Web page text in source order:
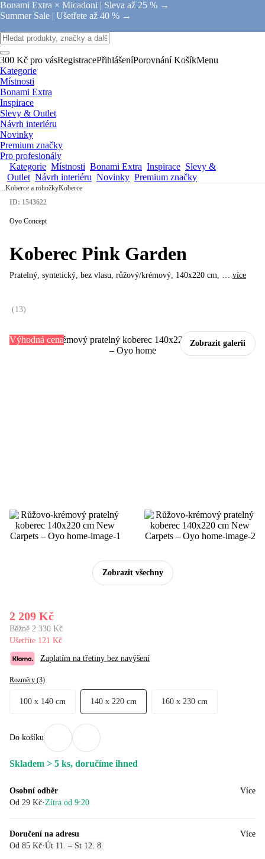
Bonami Extra × Micadoni | Sleva až 25 % →
Summer Sale | Ušetřete až 40 % →
300 Kč pro vásRegistracePřihlášeníPorovnání KošíkMenu
Kategorie
Místnosti
Bonami Extra
Inspirace
Slevy & Outlet
Návrh interiéru
Novinky
Premium značky
Pro profesionály
Kategorie Místnosti Bonami Extra Inspirace Slevy &
Outlet Návrh interiéru Novinky Premium značky
...Koberce a rohožkyKoberce
Zobrazit galerii
Zobrazit všechny
Výhodná cena
ID: 1543622
Oyo Concept
Koberec Pink Garden
Pratelný, syntetický, bez vlasu, růžový/krémový, 140x220 cm, … více
(13)
2 209 Kč
Běžně 2 330 Kč
Ušetříte 121 Kč
Zaplatím na třetiny bez navýšení
Rozměry (3)
100 x 140 cm 140 x 220 cm 160 x 230 cm
Do košíku
Skladem > 5 ks, doručíme ihned
Osobní odběr
Od 29 Kč· Zítra od 9:20
Více
Doručení na adresu
Od 85 Kč·Út 11. – St 12. 8.
Více